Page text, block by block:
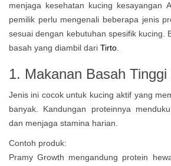
menjaga kesehatan kucing kesayangan
pemilik perlu mengenali beberapa jenis
sesuai dengan kebutuhan spesifik kucing.
basah yang diambil dari Tirto
1. Makanan Basah Tinggi
Jenis ini cocok untuk kucing aktif yang
banyak. Kandungan proteinnya
dan menjaga stamina harian.
Contoh produk:
Pramy Growth mengandung protein